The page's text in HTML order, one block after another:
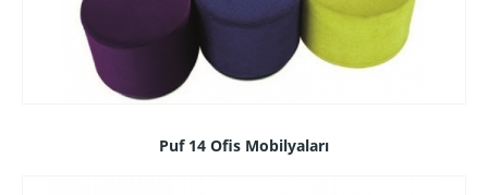
Puf 14 Ofis Mobilyaları